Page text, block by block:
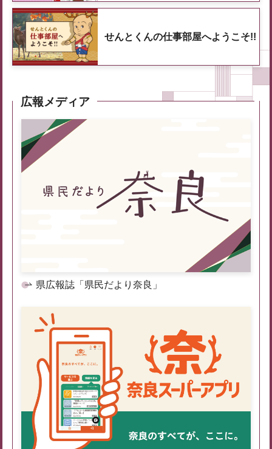
せんとくんの仕事部屋へようこそ!!
広報メディア
県広報誌「県民だより奈良」